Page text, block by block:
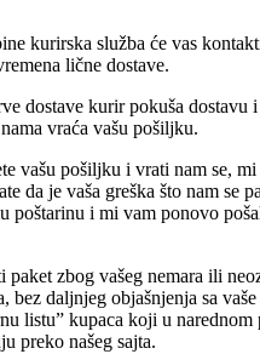
kurirska služba će vas
lične dostave.
dostave kurir pokuša dostavu
vraća vašu pošiljku.
vašu pošiljku i vrati nam se,
da je vaša greška što nam se
poštarinu i mi vam ponovo
paket zbog vašeg nemara ili
daljnjeg objašnjenja sa vaše
listu” kupaca koji u narednom
preko našeg sajta.